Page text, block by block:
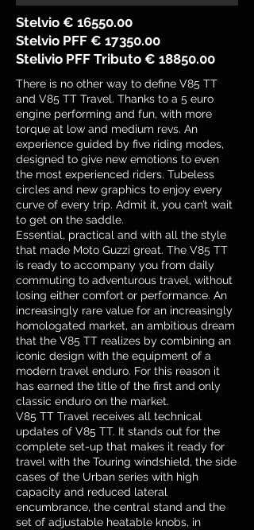
Stelvio € 16550.00
Stelvio PFF € 17350.00
Stelivio PFF Tributo € 18850.00
There is no other way to define V85 TT
and V85 TT Travel. Thanks to a 5 euro
engine performing and fun, with more
torque at low and medium revs. An
experience guided by five riding modes,
designed to give new emotions to even
the most experienced riders. Tubeless
circles and new graphics to enjoy every
curve of every trip. Admit it, you can’t wait
to get on the saddle.
Essential, practical and with all the style
that made Moto Guzzi great. The V85 TT
is ready to accompany you from daily
commuting to adventurous travel, without
losing either comfort or performance. An
increasingly rare value for an increasingly
homologated market, an ambitious dream
that the V85 TT realizes by combining an
iconic design with the equipment of a
modern travel enduro. For this reason it
has earned the title of the first and only
classic enduro on the market.
V85 TT Travel receives all technical
updates of V85 TT. It stands out for the
complete set-up that makes it ready for
travel with the Touring windshield, the side
cases of the Urban series with high
capacity and reduced lateral
encumbrance, the central stand and the
set of adjustable heatable knobs, in